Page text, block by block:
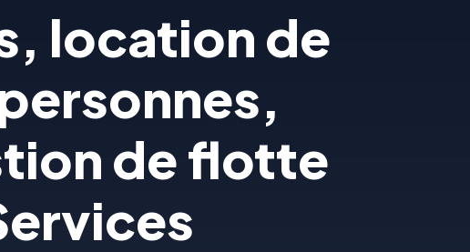
location de
de flotte